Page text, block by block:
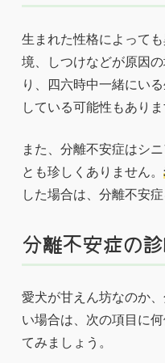
生まれた性格によって
境、しつけなどが原因
り、四六時中一緒にい
している可能性もありま
また、分離不安症はシ
とも珍しくありません。
した場合は、分離不安
分離不安症の
愛犬が甘えん坊なのか
い場合は、次の項目に
てみましょう。